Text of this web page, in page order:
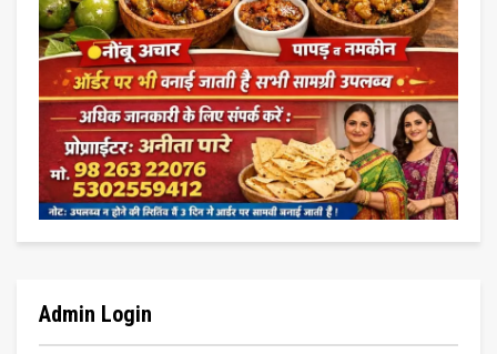
Admin Login